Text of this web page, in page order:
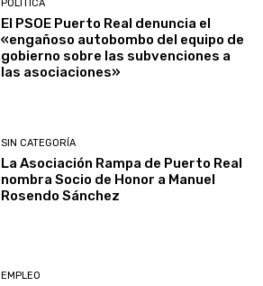
POLÍTICA
El PSOE Puerto Real denuncia el
«engañoso autobombo del equipo de
gobierno sobre las subvenciones a
las asociaciones»
SIN CATEGORÍA
La Asociación Rampa de Puerto Real
nombra Socio de Honor a Manuel
Rosendo Sánchez
EMPLEO